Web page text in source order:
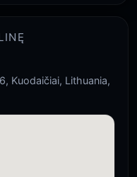
Kuodaičiai, Lithuania,